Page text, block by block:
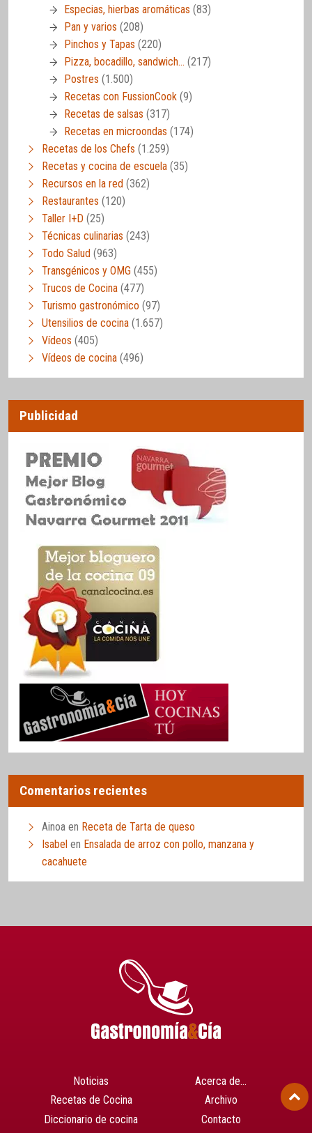
Especias, hierbas aromáticas (83)
Pan y varios (208)
Pinchos y Tapas (220)
Pizza, bocadillo, sandwich… (217)
Postres (1.500)
Recetas con FussionCook (9)
Recetas de salsas (317)
Recetas en microondas (174)
Recetas de los Chefs (1.259)
Recetas y cocina de escuela (35)
Recursos en la red (362)
Restaurantes (120)
Taller I+D (25)
Técnicas culinarias (243)
Todo Salud (963)
Transgénicos y OMG (455)
Trucos de Cocina (477)
Turismo gastronómico (97)
Utensilios de cocina (1.657)
Vídeos (405)
Vídeos de cocina (496)
Publicidad
Comentarios recientes
Ainoa en Receta de Tarta de queso
Isabel en Ensalada de arroz con pollo, manzana y
cacahuete
Noticias
Recetas de Cocina
Diccionario de cocina
Acerca de…
Archivo
Contacto